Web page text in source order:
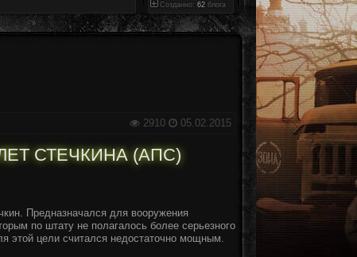
Созданно: 62 блога
2910 05.02.2015
СТЕЧКИНА (АПС)
Предназначался для вооружения
по штату не полагалось более серьезного
этой цели считался недостаточно мощным.